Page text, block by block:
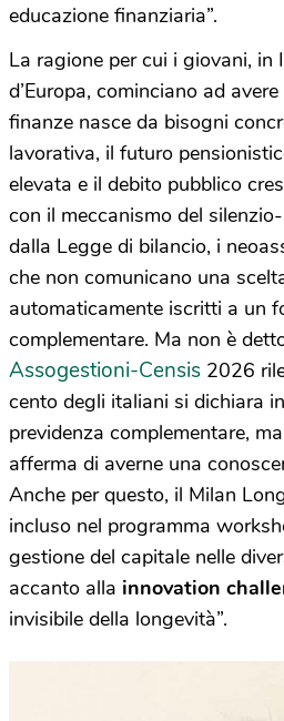
educazione finanziaria”.
La ragione per cui i giovani, in
d’Europa, cominciano ad
finanze nasce da bisogni
lavorativa, il futuro
elevata e il debito pubblico
con il meccanismo del
dalla Legge di bilancio, i
che non comunicano una
automaticamente iscritti a un
complementare. Ma non è
Assogestioni-Censis 2026
cento degli italiani si dichiara
previdenza complementare,
afferma di averne una
Anche per questo, il Milan
incluso nel programma
gestione del capitale nelle
accanto alla innovation
invisibile della longevità”.